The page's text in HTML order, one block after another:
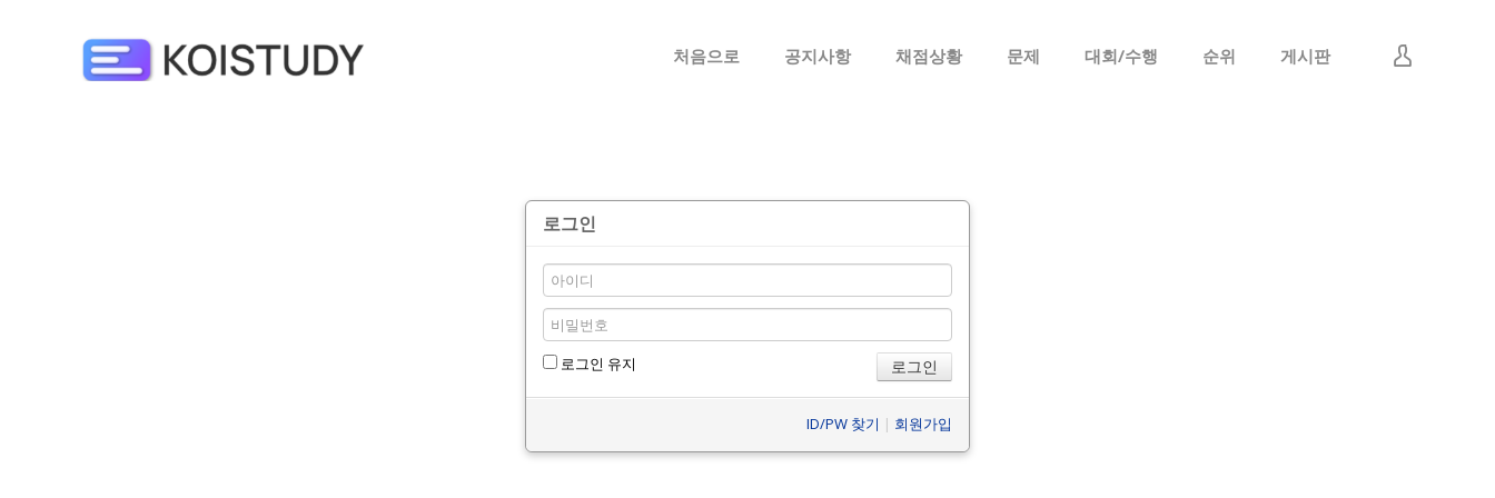
처음으로 공지사항 채점상황 문제 대회/수행 순위 게시판
로그인
로그인 유지
ID/PW 찾기 | 회원가입